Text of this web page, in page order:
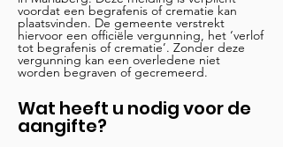
voordat een begrafenis of crematie kan
plaatsvinden. De gemeente verstrekt
hiervoor een officiële vergunning, het ‘verlof
tot begrafenis of crematie’. Zonder deze
vergunning kan een overledene niet
worden begraven of gecremeerd.
Wat heeft u nodig voor de
aangifte?